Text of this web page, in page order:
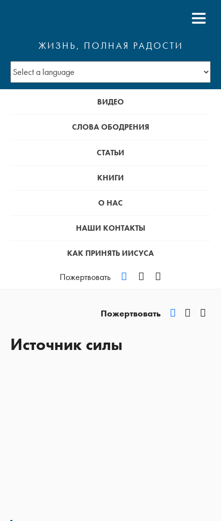
ЖИЗНЬ, ПОЛНАЯ РАДОСТИ
ВИДЕО
СЛОВА ОБОДРЕНИЯ
СТАТЬИ
КНИГИ
О НАС
НАШИ КОНТАКТЫ
КАК ПРИНЯТЬ ИИСУСА
Пожертвовать VKontakte
YouTube
Пожертвовать VKontakte
Источник силы